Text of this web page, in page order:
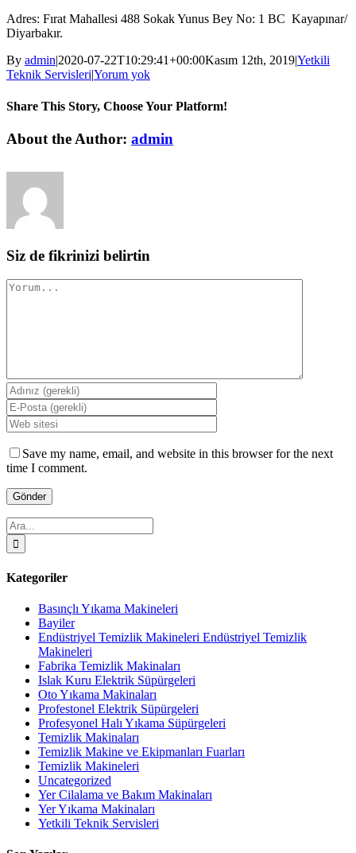
Adres: Fırat Mahallesi 488 Sokak Yunus Bey No: 1 BC Kayapınar/
Diyarbakır.
By admin|2020-07-22T10:29:41+00:00Kasım 12th, 2019|Yetkili
Teknik Servisleri|Yorum yok
Share This Story, Choose Your Platform!
Facebook
Twitter
Reddit
LinkedIn
WhatsApp
Tumblr
Pinterest
About the Author: admin
Siz de fikrinizi belirtin
Comment
Save my name, email, and website in this browser for the next
time I comment.
Ara:
Kategoriler
Basınçlı Yıkama Makineleri
Bayiler
Endüstriyel Temizlik Makineleri Endüstriyel Temizlik
Makineleri
Fabrika Temizlik Makinaları
Islak Kuru Elektrik Süpürgeleri
Oto Yıkama Makinaları
Profestonel Elektrik Süpürgeleri
Profesyonel Halı Yıkama Süpürgeleri
Temizlik Makinaları
Temizlik Makine ve Ekipmanları Fuarları
Temizlik Makineleri
Uncategorized
Yer Cilalama ve Bakım Makinaları
Yer Yıkama Makinaları
Yetkili Teknik Servisleri